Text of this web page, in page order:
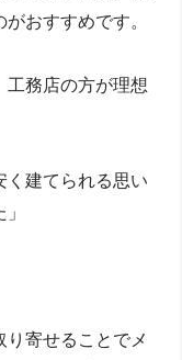
おすすめです。
工務店の方が理想
く建てられる思い
り寄せることでメ